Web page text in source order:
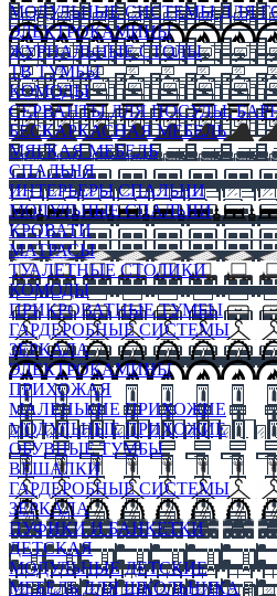
МОДУЛЬНЫЕ СИСТЕМЫ ДЛЯ
ЭЛЕКТРОКАМИНЫ
ЖУРНАЛЬНЫЕ СТОЛЫ
ТВ ТУМБЫ
КОМОДЫ
СЕРВАНТЫ ДЛЯ ПОСУДЫ,
БЕСКАРКАСНАЯ МЕБЕЛЬ
МЯГКАЯ МЕБЕЛЬ
СПАЛЬНЯ
ИНТЕРЬЕРЫ СПАЛЬНИ
МОДУЛЬНЫЕ СПАЛЬНИ
КРОВАТИ
МАТРАСЫ
ТУАЛЕТНЫЕ СТОЛИКИ
КОМОДЫ
ПРИКРОВАТНЫЕ ТУМБЫ
ГАРДЕРОБНЫЕ СИСТЕМЫ
ЗЕРКАЛА
ЭЛЕКТРОКАМИНЫ
ПРИХОЖАЯ
МАЛЕНЬКИЕ ПРИХОЖИЕ
МОДУЛЬНЫЕ ПРИХОЖИЕ
ОБУВНЫЕ ТУМБЫ
ВЕШАЛКИ
ГАРДЕРОБНЫЕ СИСТЕМЫ
ЗЕРКАЛА
ПУФИКИ И БАНКЕТКИ
ДЕТСКАЯ
МОДУЛЬНЫЕ ДЕТСКИЕ
МЕБЕЛЬ ДЛЯ ШКОЛЬНИКА